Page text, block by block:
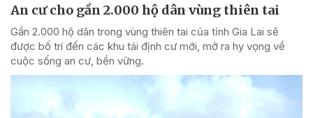
An cư cho gần 2.000 hộ dân vùng thiên tai
Gần 2.000 hộ dân trong vùng thiên tai của tỉnh Gia Lai sẽ
được bố trí đến các khu tái định cư mới, mở ra hy vọng về
cuộc sống an cư, bền vững.